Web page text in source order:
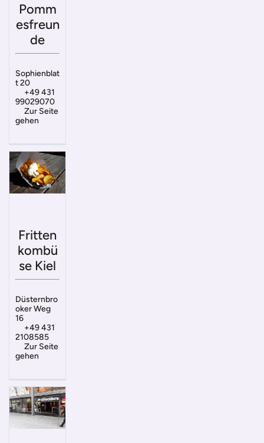
Pomm
esfreun
de
Sophienblat
t 20
+49 431
99029070
Zur Seite
gehen
Fritten
kombü
se Kiel
Düsternbro
oker Weg
16
+49 431
2108585
Zur Seite
gehen